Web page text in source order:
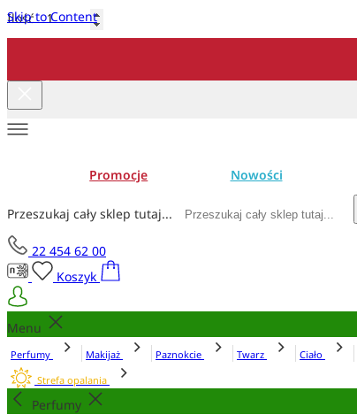
Skip to Content
Promocje Nowości
Przeszukaj cały sklep tutaj...
22 454 62 00
Koszyk
Menu
Perfumy Makijaż Paznokcie Twarz Ciało
Strefa opalania
Perfumy
Ilość